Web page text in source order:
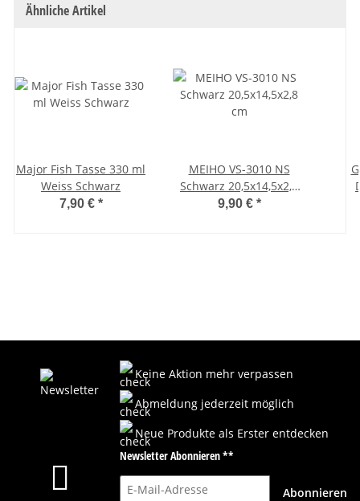
Ähnliche Artikel
Major Fish Tasse 330 ml
Weiss Schwarz
7,90 € *
MEIHO VS-3010 NS
Schwarz 20,5x14,5x2,8
cm
9,90 € *
Keine Aktion mehr verpassen
Abmeldung jederzeit möglich
Neue Produkte als Erster entdecken
Newsletter Abonnieren **
E-Mail-Adresse
Abonnieren